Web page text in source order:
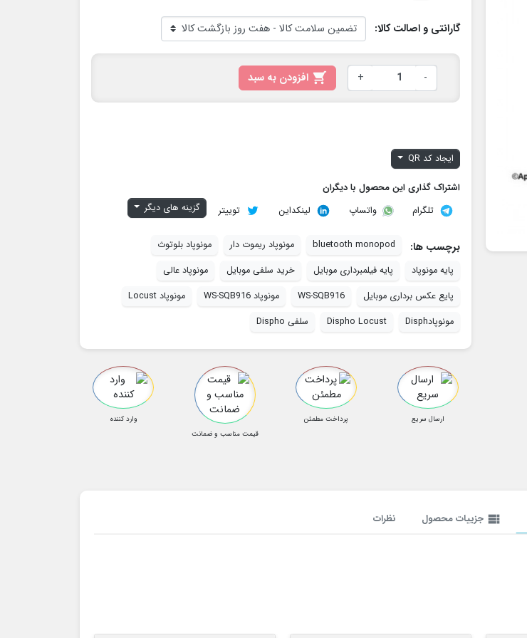
گارانتی و اصالت کالا:
-
+

ایجاد کد QR
اشتراک گذاری این محصول با دیگران
تلگرام
واتساپ لینکداین توییتر گزینه های دیگر
برچسب ها: bluetooth monopod مونوپاد ریموت دار
مونوپاد بلوتوث
پایه مونوپاد
پایه فیلمبرداری موبایل خرید سلفی موبایل
مونوپاد عالی
پایع عکس برداری موبایل
WS-SQB916 مونوپاد WS-SQB916
مونوپاد Locust
مونوپادDisph
Dispho Locust سلفی Dispho
ارسال سریع
پرداخت مطمئن
قیمت مناسب و ضمانت
وارد کننده
view_list جزییات محصول نظرات